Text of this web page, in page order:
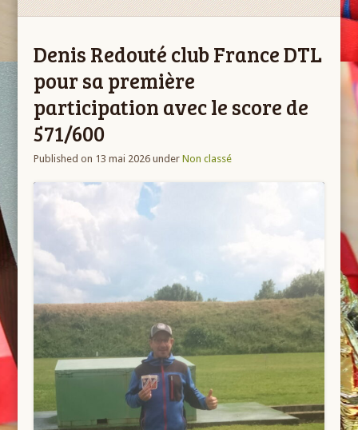
Denis Redouté club France DTL
pour sa première
participation avec le score de
571/600
Published on 13 mai 2026 underNon classé